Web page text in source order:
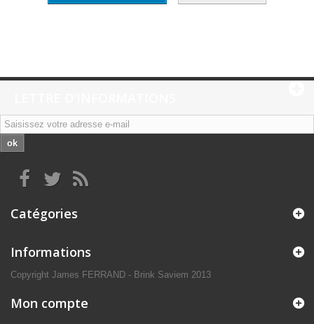
ok
Catégories
Informations
Copyright James FERRAND - Brink Saviem 2013
Mon compte